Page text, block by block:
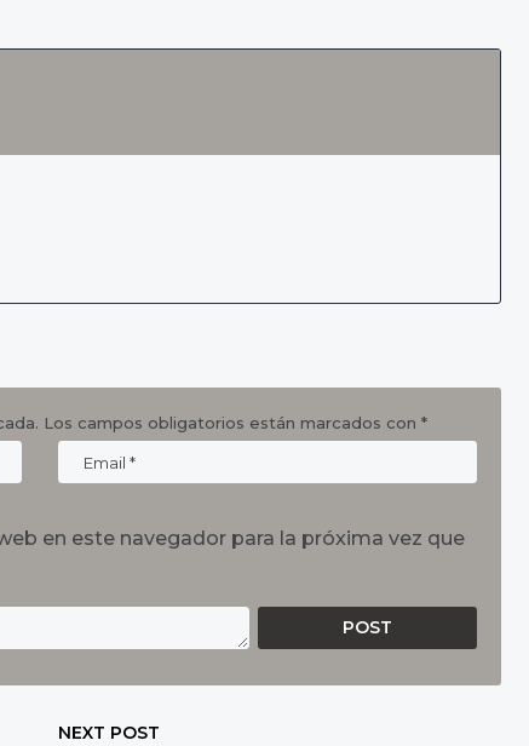
Los campos obligatorios están marcados con *
en este navegador para la próxima vez que
NEXT POST